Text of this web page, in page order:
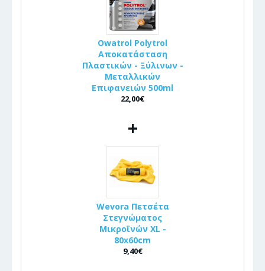
Owatrol Polytrol
Αποκατάσταση
Πλαστικών - Ξύλινων -
Μεταλλικών
Επιφανειών 500ml
22,00€
+
Wevora Πετσέτα
Στεγνώματος
Μικροϊνών XL -
80x60cm
9,40€